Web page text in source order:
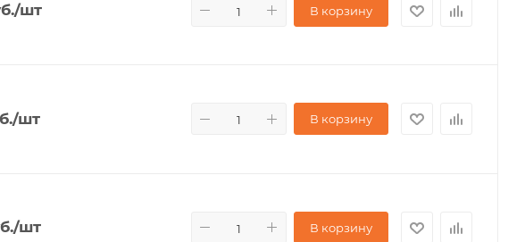
/шт В корзину
/шт В корзину
/шт В корзину